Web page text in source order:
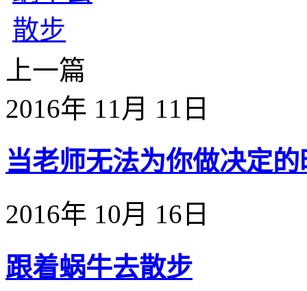
上一篇
2016年 11月 11日
当老师无法为你做决定的
2016年 10月 16日
跟着蜗牛去散步